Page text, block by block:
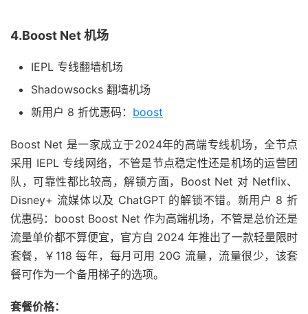
4.Boost Net 机场
IEPL 专线翻墙机场
Shadowsocks 翻墙机场
新用户 8 折优惠码： boost
Boost Net 是一家成立于2024年的高端专线机场，全节点
采用 IEPL 专线网络，不管是节点稳定性还是机场的运营团
队，可靠性都比较高，解锁方面，Boost Net 对 Netflix、
Disney+ 流媒体以及 ChatGPT 的解锁不错。新用户 8 折
优惠码：boost Boost Net 作为高端机场，不管是总价还是
流量单价都不算便宜，官方自 2024 年推出了一款轻量限时
套餐，￥118 每年，每月可用 20G 流量，流量很少，该套
餐可作为一个备用梯子的选项。
套餐价格：